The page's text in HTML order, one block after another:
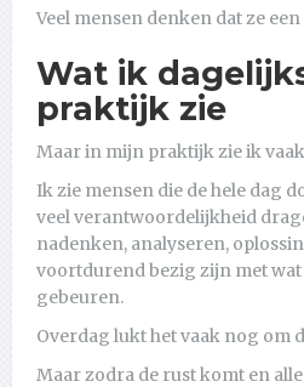
Veel mensen denken dat ze
Wat ik
praktijk zie
Maar in mijn praktijk zie ik
Ik zie mensen die de hele dag
veel verantwoordelijkheid
nadenken, analyseren,
voortdurend bezig zijn met wat
gebeuren.
Overdag lukt het vaak nog om
Maar zodra de rust komt en